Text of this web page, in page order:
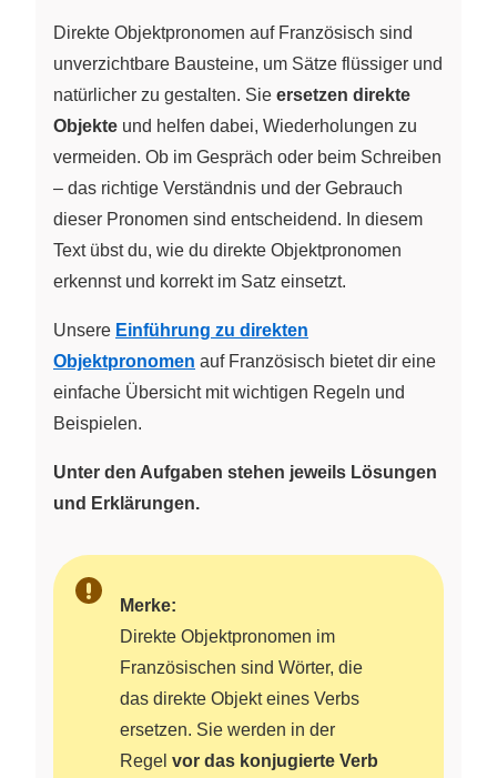
Direkte Objektpronomen auf Französisch sind
unverzichtbare Bausteine, um Sätze flüssiger und
natürlicher zu gestalten. Sie ersetzen direkte
Objekte und helfen dabei, Wiederholungen zu
vermeiden. Ob im Gespräch oder beim Schreiben
– das richtige Verständnis und der Gebrauch
dieser Pronomen sind entscheidend. In diesem
Text übst du, wie du direkte Objektpronomen
erkennst und korrekt im Satz einsetzt.
Unsere Einführung zu direkten
Objektpronomen auf Französisch bietet dir eine
einfache Übersicht mit wichtigen Regeln und
Beispielen.
Unter den Aufgaben stehen jeweils Lösungen
und Erklärungen.
Merke:
Direkte Objektpronomen im
Französischen sind Wörter, die
das direkte Objekt eines Verbs
ersetzen. Sie werden in der
Regel vor das konjugierte Verb